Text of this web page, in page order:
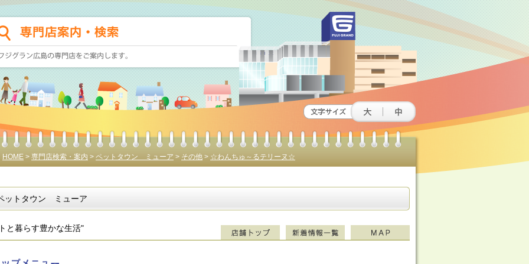
HOME > 専門店検索・案内 > ペットタウン ミューア > その他 > ☆わんちゅ～るテリーヌ☆
ットタウン ミューア
と暮らす豊かな生活"